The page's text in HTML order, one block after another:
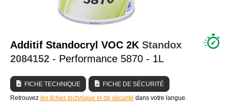
TUTORIEL & CONSEILS
Additif Standocryl VOC 2K Standox
2084152 - Performance 5870 - 1L
FICHE TECHNIQUE
FICHE DE SÉCURITÉ
Retrouvez les fiches technique et de sécurité dans votre langue.